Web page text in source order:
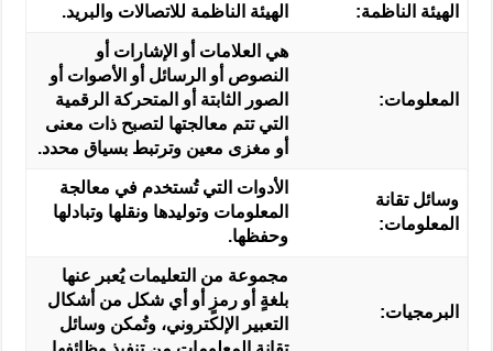
الهيئة الناظمة: الهيئة الناظمة للاتصالات والبريد.
المعلومات:
هي العلامات أو الإشارات أو
النصوص أو الرسائل أو الأصوات أو
الصور الثابتة أو المتحركة الرقمية
التي تتم معالجتها لتصبح ذات معنى
أو مغزى معين وترتبط بسياق محدد.
وسائل تقانة
المعلومات:
الأدوات التي تُستخدم في معالجة
المعلومات وتوليدها ونقلها وتبادلها
وحفظها.
البرمجيات:
مجموعة من التعليمات يُعبر عنها
بلغةٍ أو رمزٍ أو أي شكل من أشكال
التعبير الإلكتروني، وتُمكن وسائل